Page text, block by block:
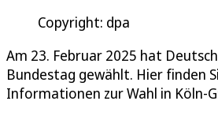
Copyright: dpa
Am 23. Februar 2025 hat
Bundestag gewählt. Hier finden
Informationen zur Wahl in Köln-